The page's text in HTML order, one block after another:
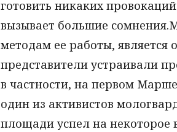
готовить никаких
вызывает большие
методам ее работы, является
представители устраивали
в частности, на первом
один из активистов
площади успел на некоторое